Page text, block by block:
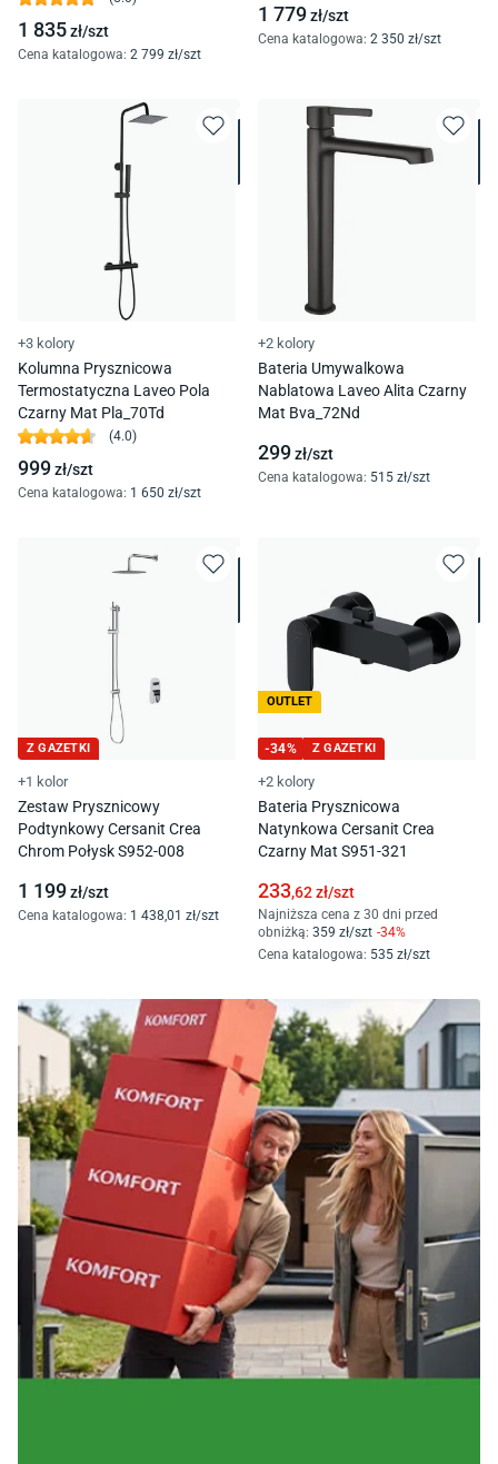
1 835zł/szt
Cena katalogowa: 2 799 zł/szt
1 779zł/szt
Cena katalogowa: 2 350 zł/szt
+3 kolory
Kolumna Prysznicowa
Termostatyczna Laveo Pola
Czarny Mat Pla_70Td
(4.0)
999zł/szt
Cena katalogowa: 1 650 zł/szt
+2 kolory
Bateria Umywalkowa
Nablatowa Laveo Alita Czarny
Mat Bva_72Nd
299zł/szt
Cena katalogowa: 515 zł/szt
Z GAZETKI
+1 kolor
Zestaw Prysznicowy
Podtynkowy Cersanit Crea
Chrom Połysk S952-008
1 199zł/szt
Cena katalogowa: 1 438,01 zł/szt
OUTLET
-34% Z GAZETKI
+2 kolory
Bateria Prysznicowa
Natynkowa Cersanit Crea
Czarny Mat S951-321
233,62zł/szt
Najniższa cena z 30 dni przed
obniżką: 359 zł/szt -34%
Cena katalogowa: 535 zł/szt